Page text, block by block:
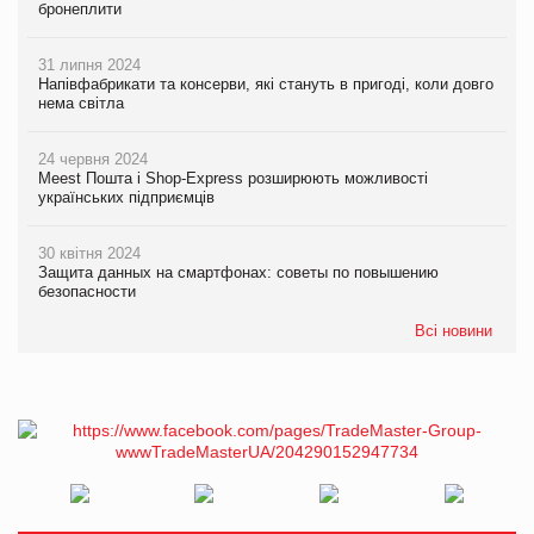
бронеплити
31 липня 2024
Напівфабрикати та консерви, які стануть в пригоді, коли довго
нема світла
24 червня 2024
Meest Пошта і Shop-Express розширюють можливості
українських підприємців
30 квітня 2024
Защита данных на смартфонах: советы по повышению
безопасности
Всі новини